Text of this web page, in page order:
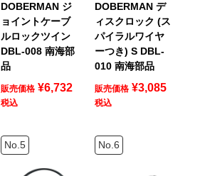
DOBERMAN ジ
ョイントケーブ
ルロックツイン
DBL-008 南海部
品
販売価格 ¥6,732
税込
DOBERMAN デ
ィスクロック (ス
パイラルワイヤ
ーつき) S DBL-
010 南海部品
販売価格 ¥3,085
税込